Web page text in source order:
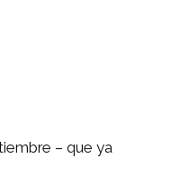
– que ya